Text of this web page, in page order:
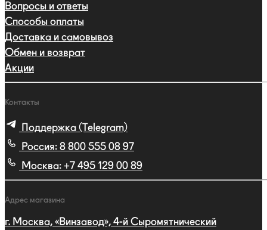
Вопросы и ответы
Способы оплаты
Доставка и самовывоз
Обмен и возврат
Акции
Контакты
Поддержка (Telegram)
Россия: 8 800 555 08 97
Москва: +7 495 129 00 89
Адрес магазина
г. Москва, «Винзавод», 4-й Сыромятнический